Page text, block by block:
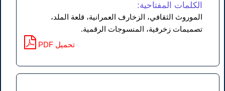
الكلمات المفتاحية:
الموروث الثقافي، الزخارف العمرانية، قلعة الملد،
تصميمات زخرفية، المنسوجات الرقمية.
PDF تحميل